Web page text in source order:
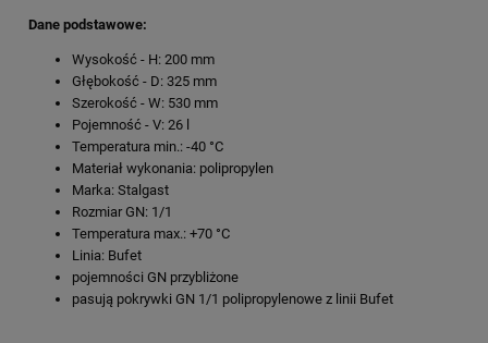
Dane podstawowe:
Wysokość - H: 200 mm
Głębokość - D: 325 mm
Szerokość - W: 530 mm
Pojemność - V: 26 l
Temperatura min.: -40 °C
Materiał wykonania: polipropylen
Marka: Stalgast
Rozmiar GN: 1/1
Temperatura max.: +70 °C
Linia: Bufet
pojemności GN przybliżone
pasują pokrywki GN 1/1 polipropylenowe z linii Bufet